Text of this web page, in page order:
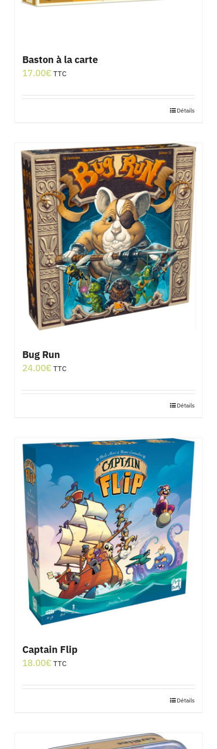
Baston à la carte
17.00€ TTC
Détails
Bug Run
24.00€ TTC
Détails
Captain Flip
18.00€ TTC
Détails